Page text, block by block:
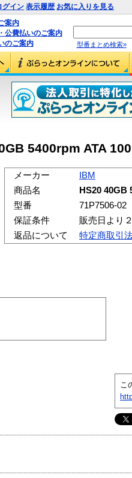
グイン 表示履歴 お気に入りを見る
案内
公費払いのご案内
のご案内
型番まとめ検索»
5400rpm ATA
メーカー
IBM
商品名
HS20 40GB
型番
71P7506-02
保証条件
販売日より
返品について
特定商取引
こ